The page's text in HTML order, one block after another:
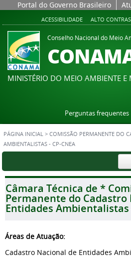
Portal do Governo Brasileiro
ACESSIBILIDADE ALTO
Conselho Nacional do Meio
MINISTÉRIO DO MEIO AMBIENTE
Perguntas frequentes
PÁGINA INICIAL > COMISSÃO PERMANENTE DO
AMBIENTALISTAS - CP-CNEA
Câmara Técnica de *
Permanente do Cadastro
Entidades Ambientalistas
Áreas de Atuação:
Cadastro Nacional de Entidades